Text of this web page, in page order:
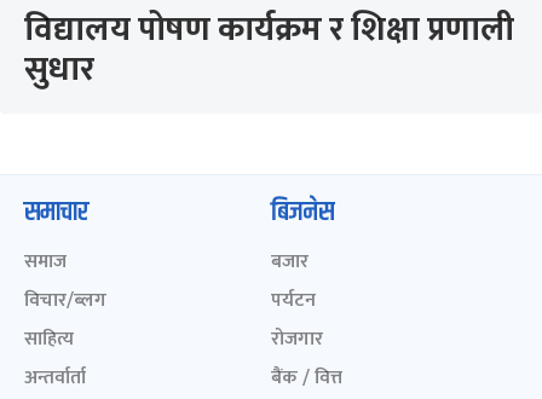
विद्यालय पोषण कार्यक्रम र शिक्षा प्रणाली
सुधार
समाचार
समाज
विचार/ब्लग
साहित्य
अन्तर्वार्ता
बिजनेस
बजार
पर्यटन
रोजगार
बैंक / वित्त